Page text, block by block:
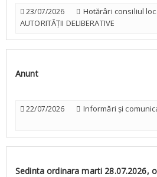
23/07/2026 Hotărâri consiliul
AUTORITĂȚII DELIBERATIVE
Anunt
22/07/2026
Informări și
Sedinta ordinara marti 28.07.2026,